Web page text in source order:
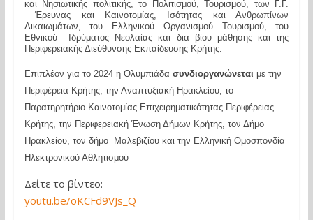
και Νησιωτικής πολιτικής, το Πολιτισμού, Τουρισμού, των Γ.Γ.
Έρευνας και Καινοτομίας, Ισότητας και Ανθρωπίνων
Δικαιωμάτων, του Ελληνικού Οργανισμού Τουρισμού, του
Εθνικού Ιδρύματος Νεολαίας και δια βίου μάθησης και της
Περιφερειακής Διεύθυνσης Εκπαίδευσης Κρήτης.
Επιπλέον για το 2024 η Ολυμπιάδα συνδιοργανώνεται με την
Περιφέρεια Κρήτης, την Αναπτυξιακή Ηρακλείου, το
Παρατηρητήριο Καινοτομίας Επιχειρηματικότητας Περιφέρειας
Κρήτης, την Περιφερειακή Ένωση Δήμων Κρήτης, τον Δήμο
Ηρακλείου, τον δήμο Μαλεβιζίου και την Ελληνική Ομοσπονδία
Ηλεκτρονικού Αθλητισμού
Δείτε το βίντεο:
youtu.be/oKCFd9VJs_Q